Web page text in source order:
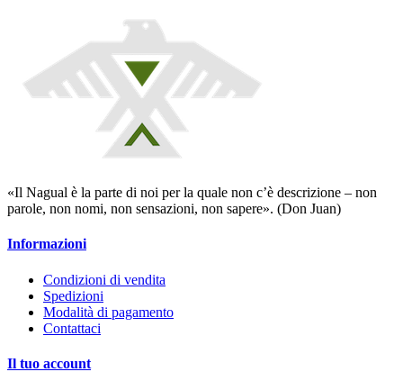
«Il Nagual è la parte di noi per la quale non c’è descrizione – non
parole, non nomi, non sensazioni, non sapere». (Don Juan)
Informazioni
Condizioni di vendita
Spedizioni
Modalità di pagamento
Contattaci
Il tuo account